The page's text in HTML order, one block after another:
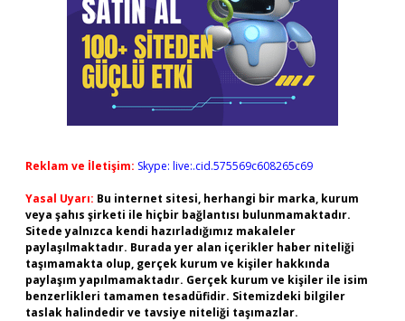
Reklam ve İletişim: Skype: live:.cid.575569c608265c69
Yasal Uyarı: Bu internet sitesi, herhangi bir marka, kurum
veya şahıs şirketi ile hiçbir bağlantısı bulunmamaktadır.
Sitede yalnızca kendi hazırladığımız makaleler
paylaşılmaktadır. Burada yer alan içerikler haber niteliği
taşımamakta olup, gerçek kurum ve kişiler hakkında
paylaşım yapılmamaktadır. Gerçek kurum ve kişiler ile isim
benzerlikleri tamamen tesadüfidir. Sitemizdeki bilgiler
taslak halindedir ve tavsiye niteliği taşımazlar.